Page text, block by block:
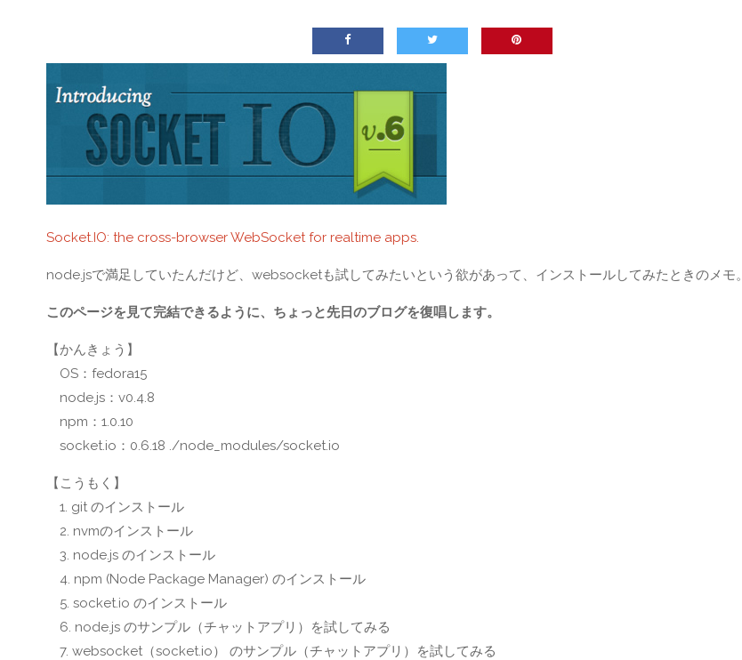
Socket.IO: the cross-browser WebSocket for realtime apps.
node.jsで満足していたんだけど、websocketも試してみたいという欲があって、インストールしてみたときのメモ。
このページを見て完結できるように、ちょっと先日のブログを復唱します。
【かんきょう】
OS：fedora15
node.js：v0.4.8
npm：1.0.10
socket.io：0.6.18 ./node_modules/socket.io
【こうもく】
1. git のインストール
2. nvmのインストール
3. node.js のインストール
4. npm (Node Package Manager) のインストール
5. socket.io のインストール
6. node.js のサンプル（チャットアプリ）を試してみる
7. websocket（socket.io） のサンプル（チャットアプリ）を試してみる